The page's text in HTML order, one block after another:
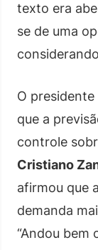
texto era
se de uma
O presidente
que a
controle
Cristiano
afirmou que
demanda
“Andou bem